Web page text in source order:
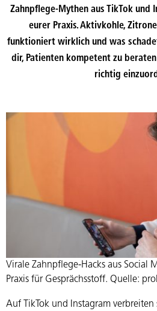
Zahnpflege-Mythen aus TikTok und
eurer Praxis. Aktivkohle,
funktioniert wirklich und was
dir, Patienten kompetent zu
richtig
Virale Zahnpflege-Hacks aus Social
Praxis für Gesprächsstoff. Quelle:
Auf TikTok und Instagram verbreiten